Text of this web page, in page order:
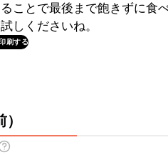
ことで最後まで飽きずに食
しくださいね。
刷する
）